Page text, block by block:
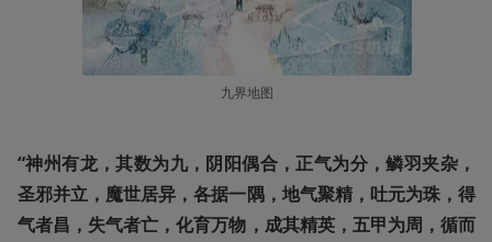
九界地图
“神州有龙，其数为九，阴阳偶合，正气为分，鳞羽夹杂，
圣邪并立，魔世居异，各据一隅，地气聚精，吐元为珠，得
气者昌，失气者亡，化育万物，成其精英，五甲为周，循而